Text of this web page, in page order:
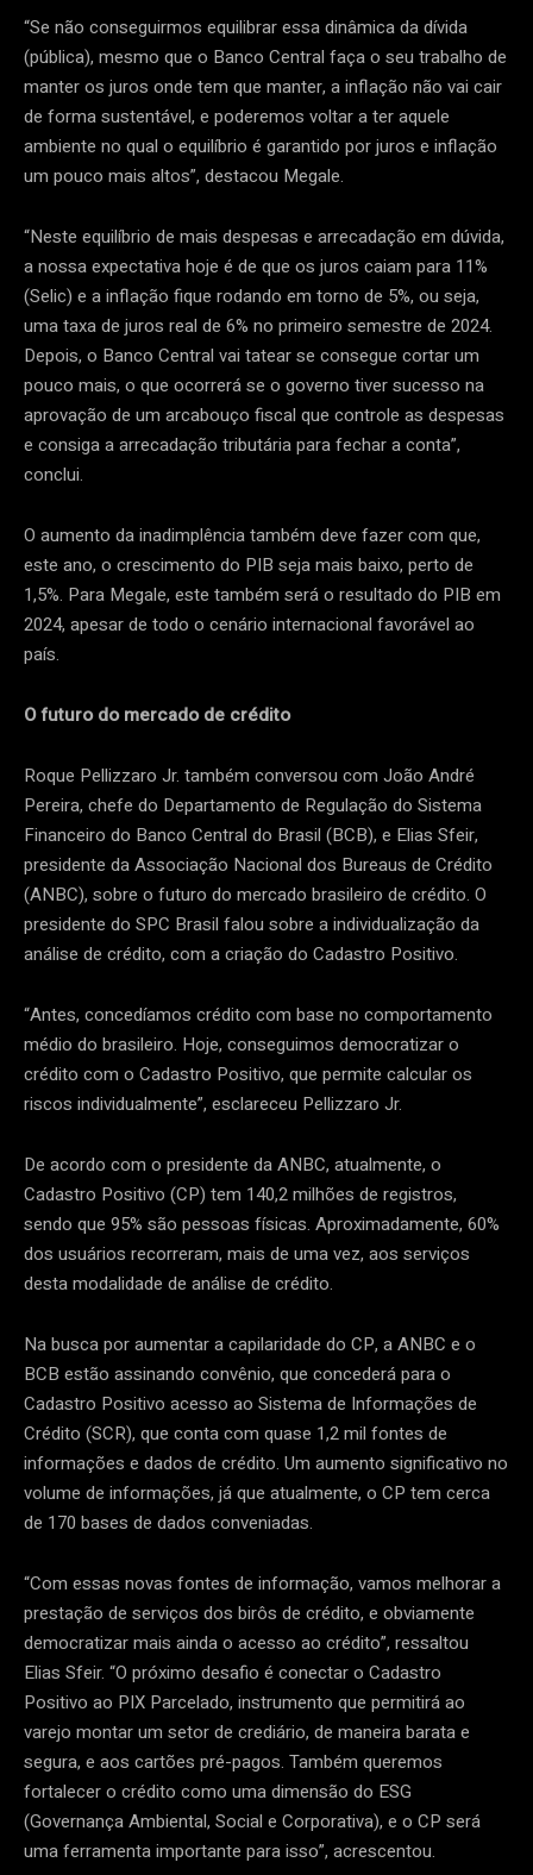
“Se não conseguirmos equilibrar essa dinâmica da dívida
(pública), mesmo que o Banco Central faça o seu trabalho de
manter os juros onde tem que manter, a inflação não vai cair
de forma sustentável, e poderemos voltar a ter aquele
ambiente no qual o equilíbrio é garantido por juros e inflação
um pouco mais altos”, destacou Megale.
“Neste equilíbrio de mais despesas e arrecadação em dúvida,
a nossa expectativa hoje é de que os juros caiam para 11%
(Selic) e a inflação fique rodando em torno de 5%, ou seja,
uma taxa de juros real de 6% no primeiro semestre de 2024.
Depois, o Banco Central vai tatear se consegue cortar um
pouco mais, o que ocorrerá se o governo tiver sucesso na
aprovação de um arcabouço fiscal que controle as despesas
e consiga a arrecadação tributária para fechar a conta”,
conclui.
O aumento da inadimplência também deve fazer com que,
este ano, o crescimento do PIB seja mais baixo, perto de
1,5%. Para Megale, este também será o resultado do PIB em
2024, apesar de todo o cenário internacional favorável ao
país.
O futuro do mercado de crédito
Roque Pellizzaro Jr. também conversou com João André
Pereira, chefe do Departamento de Regulação do Sistema
Financeiro do Banco Central do Brasil (BCB), e Elias Sfeir,
presidente da Associação Nacional dos Bureaus de Crédito
(ANBC), sobre o futuro do mercado brasileiro de crédito. O
presidente do SPC Brasil falou sobre a individualização da
análise de crédito, com a criação do Cadastro Positivo.
“Antes, concedíamos crédito com base no comportamento
médio do brasileiro. Hoje, conseguimos democratizar o
crédito com o Cadastro Positivo, que permite calcular os
riscos individualmente”, esclareceu Pellizzaro Jr.
De acordo com o presidente da ANBC, atualmente, o
Cadastro Positivo (CP) tem 140,2 milhões de registros,
sendo que 95% são pessoas físicas. Aproximadamente, 60%
dos usuários recorreram, mais de uma vez, aos serviços
desta modalidade de análise de crédito.
Na busca por aumentar a capilaridade do CP, a ANBC e o
BCB estão assinando convênio, que concederá para o
Cadastro Positivo acesso ao Sistema de Informações de
Crédito (SCR), que conta com quase 1,2 mil fontes de
informações e dados de crédito. Um aumento significativo no
volume de informações, já que atualmente, o CP tem cerca
de 170 bases de dados conveniadas.
“Com essas novas fontes de informação, vamos melhorar a
prestação de serviços dos birôs de crédito, e obviamente
democratizar mais ainda o acesso ao crédito”, ressaltou
Elias Sfeir. “O próximo desafio é conectar o Cadastro
Positivo ao PIX Parcelado, instrumento que permitirá ao
varejo montar um setor de crediário, de maneira barata e
segura, e aos cartões pré-pagos. Também queremos
fortalecer o crédito como uma dimensão do ESG
(Governança Ambiental, Social e Corporativa), e o CP será
uma ferramenta importante para isso”, acrescentou.